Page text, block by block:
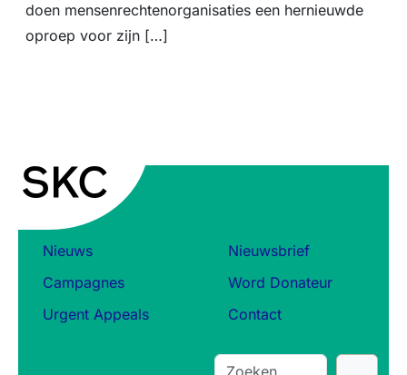
doen mensenrechtenorganisaties een hernieuwde
oproep voor zijn […]
Nieuws
Campagnes
Urgent Appeals
Nieuwsbrief
Word Donateur
Contact
S